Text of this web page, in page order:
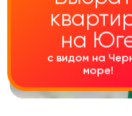
на
с видом на
море!